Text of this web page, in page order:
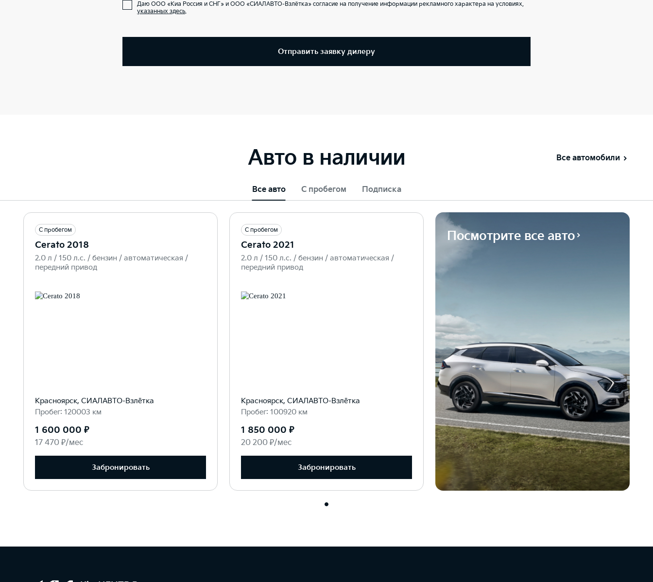
Даю ООО «Киа Россия и СНГ» и ООО «СИАЛАВТО-Взлётка» согласие на получение информации рекламного характера на условиях,
указанных здесь.
Отправить заявку дилеру
Авто в наличии Все автомобили
Все авто С пробегом Подписка
С пробегом
Cerato 2018
2.0 л / 150 л.c. / бензин / автоматическая /
передний привод
Красноярск, СИАЛАВТО-Взлётка
Пробег: 120003 км
1 600 000 ₽
17 470 ₽/мес
Забронировать
С пробегом
Cerato 2021
2.0 л / 150 л.c. / бензин / автоматическая /
передний привод
Красноярск, СИАЛАВТО-Взлётка
Пробег: 100920 км
1 850 000 ₽
20 200 ₽/мес
Забронировать
Посмотрите все авто